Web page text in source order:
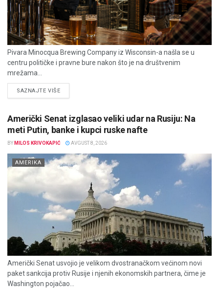
Pivara Minocqua Brewing Company iz Wisconsin-a našla se u
centru političke i pravne bure nakon što je na društvenim
mrežama...
SAZNAJTE VIŠEDETAILS
Američki Senat izglasao veliki udar na Rusiju: Na
meti Putin, banke i kupci ruske nafte
BY MILOS KRIVOKAPIĆ AVGUST 8, 2026
AMERIKA
Američki Senat usvojio je velikom dvostranačkom većinom novi
paket sankcija protiv Rusije i njenih ekonomskih partnera, čime je
Washington pojačao...